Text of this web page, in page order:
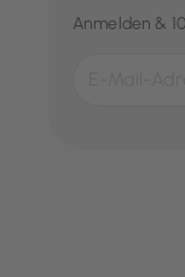
Anmelden &